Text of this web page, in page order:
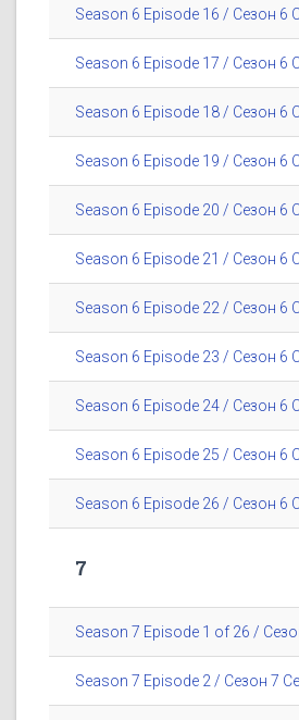
Season 6 Episode 16 / Сезон 6
Season 6 Episode 17 / Сезон 6
Season 6 Episode 18 / Сезон 6
Season 6 Episode 19 / Сезон 6
Season 6 Episode 20 / Сезон 6
Season 6 Episode 21 / Сезон 6
Season 6 Episode 22 / Сезон 6
Season 6 Episode 23 / Сезон 6
Season 6 Episode 24 / Сезон 6
Season 6 Episode 25 / Сезон 6
Season 6 Episode 26 / Сезон 6
7
Season 7 Episode 1 of 26 /
Season 7 Episode 2 / Сезон 7